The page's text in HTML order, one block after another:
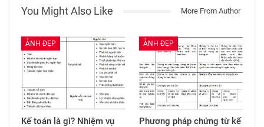
You Might Also Like More From Author
ẢNH ĐẸP
Kế toán là gì? Nhiệm vụ
ẢNH ĐẸP
Phương pháp chứng từ kế